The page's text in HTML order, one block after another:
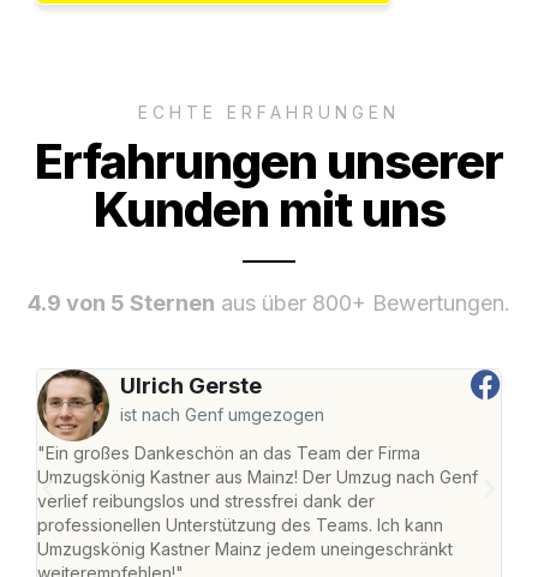
ECHTE ERFAHRUNGEN
Erfahrungen unserer
Kunden mit uns
4.9 von 5 Sternen aus über 800+ Bewertungen.
Ulrich Gerste
ist nach Genf umgezogen
"Ein großes Dankeschön an das Team der Firma
Umzugskönig Kastner aus Mainz! Der Umzug nach Genf
verlief reibungslos und stressfrei dank der
professionellen Unterstützung des Teams. Ich kann
Umzugskönig Kastner Mainz jedem uneingeschränkt
weiterempfehlen!"